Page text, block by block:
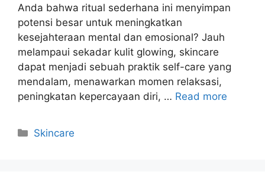
Anda bahwa ritual sederhana ini menyimpan
potensi besar untuk meningkatkan
kesejahteraan mental dan emosional? Jauh
melampaui sekadar kulit glowing, skincare
dapat menjadi sebuah praktik self-care yang
mendalam, menawarkan momen relaksasi,
peningkatan kepercayaan diri, … Read more
Kategori
Skincare